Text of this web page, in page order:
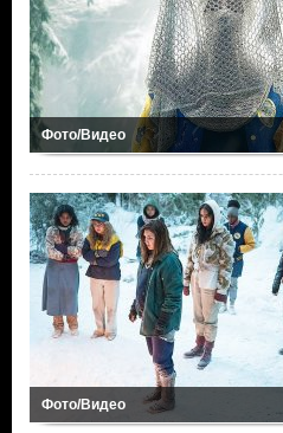
Фото/Видео
Фото/Видео